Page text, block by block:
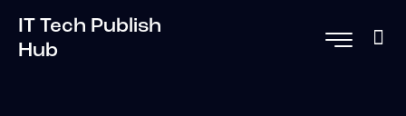
IT Tech Publish
Hub